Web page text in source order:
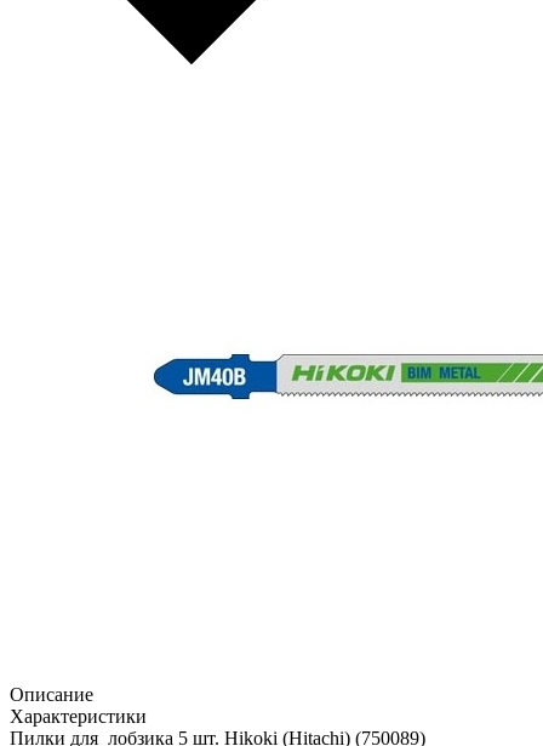
Описание
Характеристики
Пилки для лобзика 5 шт. Hikoki (Hitachi) (750089)